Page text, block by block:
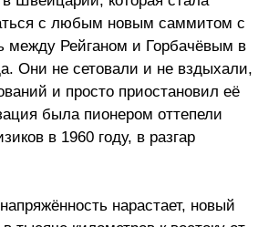
с любым новым саммитом с
между Рейганом и Горбачёвым в
Они не сетовали и не вздыхали,
и просто приостановил её
была пионером оттепели
в 1960 году, в разгар
нарастает, новый